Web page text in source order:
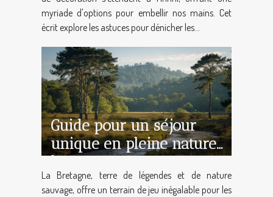
myriade d'options pour embellir nos mains. Cet
écrit explore les astuces pour dénicher les...
Guide pour un séjour
unique en pleine nature
bretonne
La Bretagne, terre de légendes et de nature
sauvage, offre un terrain de jeu inégalable pour les